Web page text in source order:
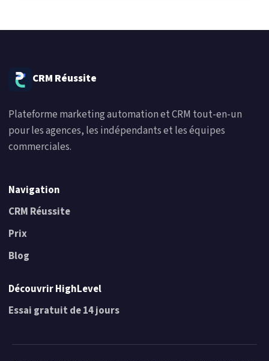
CRM Réussite
Plateforme marketing automation et CRM tout-en-un
pour les agences, les indépendants et les équipes
commerciales.
Navigation
CRM Réussite
Prix
Blog
Découvrir HighLevel
Essai gratuit de 14 jours